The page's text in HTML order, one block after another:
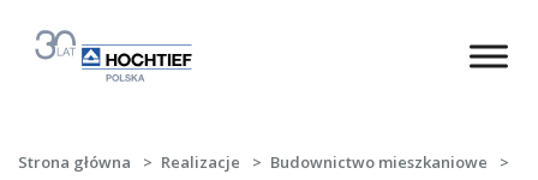
Strona główna > Realizacje > Budownictwo mieszkaniowe
>